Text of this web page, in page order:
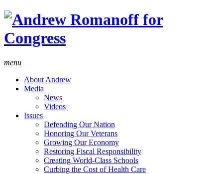
menu
About Andrew
Media
News
Videos
Issues
Defending Our Nation
Honoring Our Veterans
Growing Our Economy
Restoring Fiscal Responsibility
Creating World-Class Schools
Curbing the Cost of Health Care